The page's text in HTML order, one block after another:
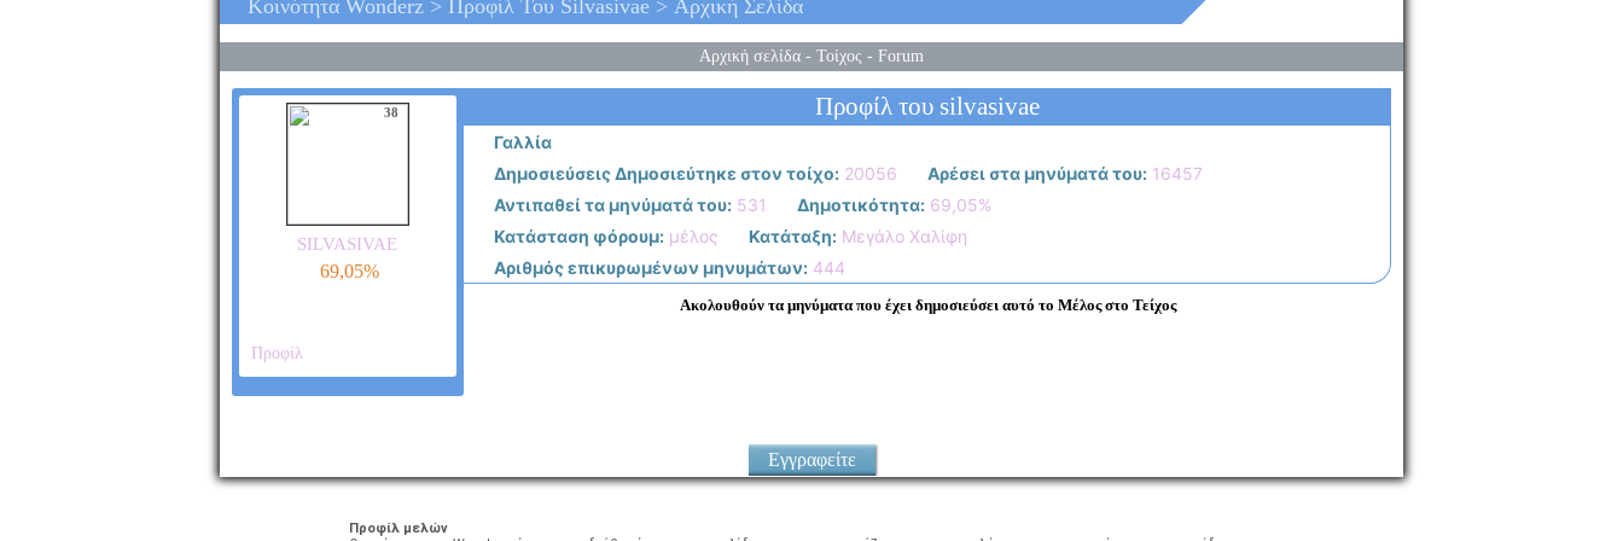
Κοινότητα Wonderz > Προφίλ Του Silvasivae > Αρχική Σελίδα
Αρχική σελίδα - Τοίχος - Forum
38
silvasivae
69,05%
Προφίλ
Προφίλ του silvasivae
Γαλλία
Δημοσιεύσεις Δημοσιεύτηκε στον τοίχο:20056 Αρέσει στα μηνύματά του:16457
Αντιπαθεί τα μηνύματά του:531 Δημοτικότητα:69,05%
Κατάσταση φόρουμ:μέλος Κατάταξη:Μεγάλο Χαλίφη
Αριθμός επικυρωμένων μηνυμάτων:444
Ακολουθούν τα μηνύματα που έχει δημοσιεύσει αυτό το Μέλος στο Τείχος
Εγγραφείτε
Προφίλ μελών